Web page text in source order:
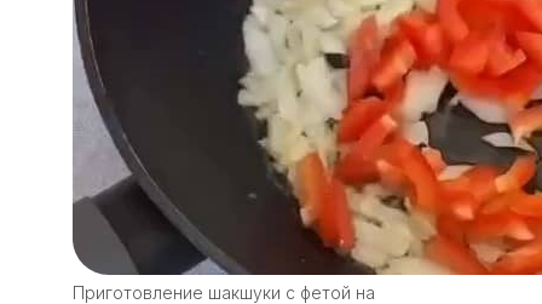
Приготовление шакшуки с фетой на